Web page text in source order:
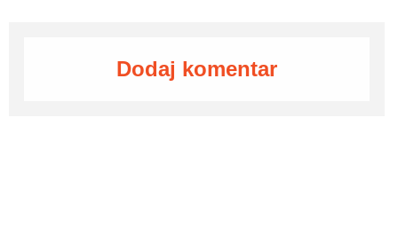
Dodaj komentar